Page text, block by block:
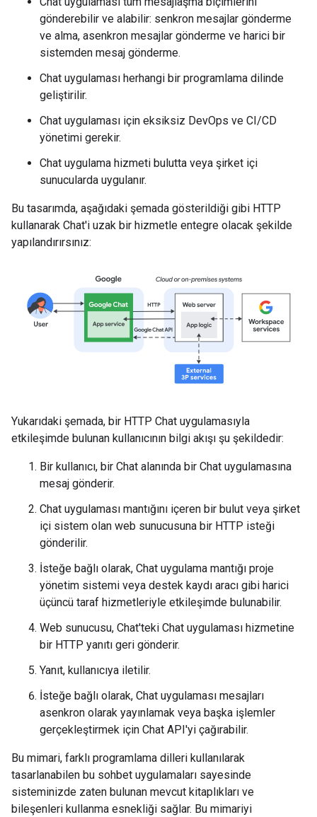
gönderebilir ve alabilir: senkron mesajlar gönderme
ve alma, asenkron mesajlar gönderme ve harici bir
sistemden mesaj gönderme.
Chat uygulaması herhangi bir programlama dilinde
geliştirilir.
Chat uygulaması için eksiksiz DevOps ve CI/CD
yönetimi gerekir.
Chat uygulama hizmeti bulutta veya şirket içi
sunucularda uygulanır.
Bu tasarımda, aşağıdaki şemada gösterildiği gibi HTTP
kullanarak Chat'i uzak bir hizmetle entegre olacak şekilde
yapılandırırsınız:
Yukarıdaki şemada, bir HTTP Chat uygulamasıyla
etkileşimde bulunan kullanıcının bilgi akışı şu şekildedir:
Bir kullanıcı, bir Chat alanında bir Chat uygulamasına
mesaj gönderir.
Chat uygulaması mantığını içeren bir bulut veya şirket
içi sistem olan web sunucusuna bir HTTP isteği
gönderilir.
İsteğe bağlı olarak, Chat uygulama mantığı proje
yönetim sistemi veya destek kaydı aracı gibi harici
üçüncü taraf hizmetleriyle etkileşimde bulunabilir.
Web sunucusu, Chat'teki Chat uygulaması hizmetine
bir HTTP yanıtı geri gönderir.
Yanıt, kullanıcıya iletilir.
İsteğe bağlı olarak, Chat uygulaması mesajları
asenkron olarak yayınlamak veya başka işlemler
gerçekleştirmek için Chat API'yi çağırabilir.
Bu mimari, farklı programlama dilleri kullanılarak
tasarlanabilen bu sohbet uygulamaları sayesinde
sisteminizde zaten bulunan mevcut kitaplıkları ve
bileşenleri kullanma esnekliği sağlar. Bu mimariyi